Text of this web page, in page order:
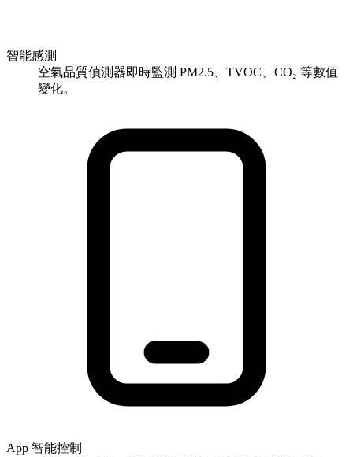
智能感測
空氣品質偵測器即時監測 PM2.5、TVOC、CO₂ 等數值
變化。
App 智能控制